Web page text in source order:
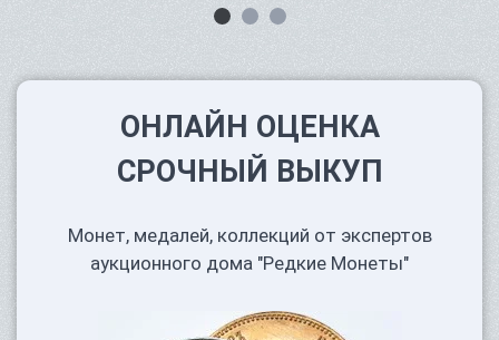
ОНЛАЙН ОЦЕНКА
СРОЧНЫЙ ВЫКУП
Монет, медалей, коллекций от экспертов
аукционного дома "Редкие Монеты"